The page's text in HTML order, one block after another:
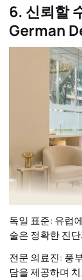
6. 신뢰할
German
독일 표준: 유럽
술은 정확한 진
전문 의료진: 풍
담을 제공하며